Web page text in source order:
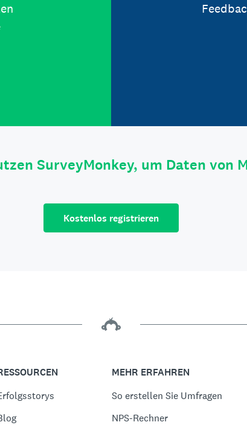
SurveyMonkey, um Daten von
Kostenlos registrieren
MEHR ERFAHREN
So erstellen Sie Umfragen
NPS-Rechner